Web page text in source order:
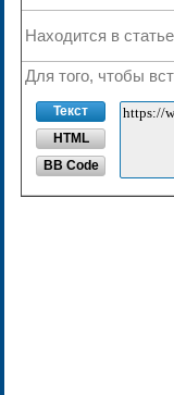
Находится в
Для того, чтобы
Текст
HTML
BB Code